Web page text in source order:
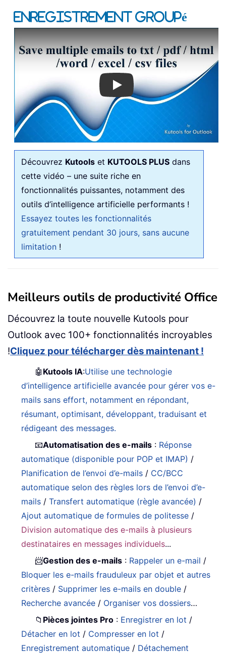
Enregistrement groupé
Play
Découvrez Kutools et KUTOOLS PLUS dans
cette vidéo – une suite riche en
fonctionnalités puissantes, notamment des
outils d’intelligence artificielle performants !
Essayez toutes les fonctionnalités
gratuitement pendant 30 jours, sans aucune
limitation !
Meilleurs outils de productivité Office
Découvrez la toute nouvelle Kutools pour
Outlook avec 100+ fonctionnalités incroyables
!Cliquez pour télécharger dès maintenant !
🤖 Kutools IA:Utilise une technologie
d’intelligence artificielle avancée pour gérer vos e-
mails sans effort, notamment en répondant,
résumant, optimisant, développant, traduisant et
rédigeant des messages.
📧Automatisation des e-mails : Réponse
automatique (disponible pour POP et IMAP) /
Planification de l’envoi d’e-mails / CC/BCC
automatique selon des règles lors de l’envoi d’e-
mails /Transfert automatique (règle avancée) /
Ajout automatique de formules de politesse /
Division automatique des e-mails à plusieurs
destinataires en messages individuels...
📨Gestion des e-mails : Rappeler un e-mail /
Bloquer les e-mails frauduleux par objet et autres
critères / Supprimer les e-mails en double /
Recherche avancée / Organiser vos dossiers…
📁 Pièces jointes Pro : Enregistrer en lot /
Détacher en lot / Compresser en lot /
Enregistrement automatique / Détachement